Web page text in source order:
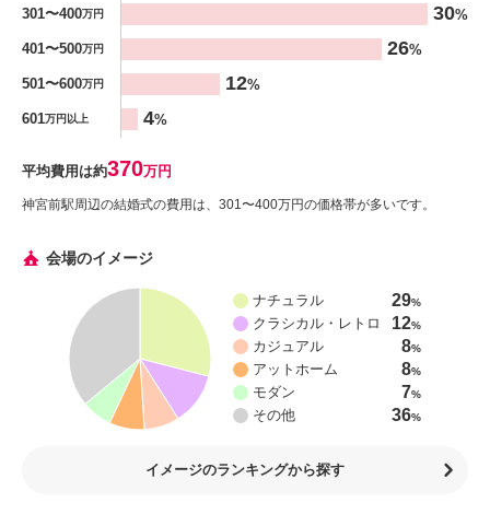
301〜400万円 30%
401〜500万円 26%
501〜600万円 12%
601万円以上 4%
平均費用は約370万円
神宮前駅周辺の結婚式の費用は、301〜400万円の価格帯が多いです。
会場のイメージ
ナチュラル 29%
クラシカル・レトロ 12%
カジュアル 8%
アットホーム 8%
モダン 7%
その他 36%
イメージのランキングから探す